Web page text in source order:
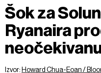
Šok za
Ryanaira
Izvor: Howard Chua-Eoan /